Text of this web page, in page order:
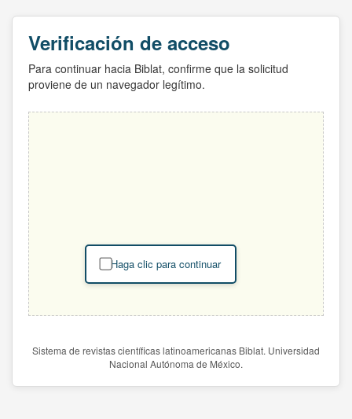
Verificación de acceso
Para continuar hacia Biblat, confirme que la solicitud
proviene de un navegador legítimo.
Haga clic para continuar
Sistema de revistas científicas latinoamericanas Biblat. Universidad
Nacional Autónoma de México.